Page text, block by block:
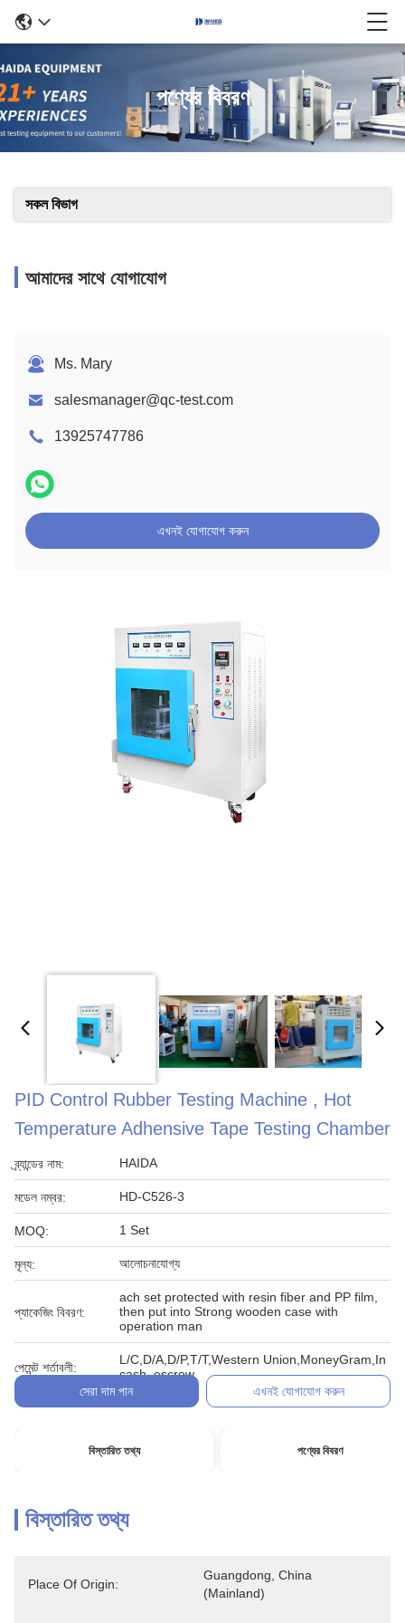
পণ্যের বিবরণ
সকল বিভাগ
আমাদের সাথে যোগাযোগ
Ms. Mary
salesmanager@qc-test.com
13925747786
এখনই যোগাযোগ করুন
PID Control Rubber Testing Machine , Hot
Temperature Adhensive Tape Testing Chamber
ব্র্যান্ডের নাম: HAIDA
মডেল নম্বর: HD-C526-3
MOQ: 1 Set
মূল্য: আলোচনাযোগ্য
প্যাকেজিং বিবরণ:
ach set protected with resin fiber and PP film,
then put into Strong wooden case with
operation man
পেমেন্ট শর্তাবলী:
L/C,D/A,D/P,T/T,Western Union,MoneyGram,In
cash, escrow
সেরা দাম পান
এখনই যোগাযোগ করুন
বিস্তারিত তথ্য পণ্যের বিবরণ
বিস্তারিত তথ্য
Place Of Origin:
Guangdong, China
(Mainland)